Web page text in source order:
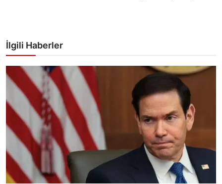
İlgili Haberler